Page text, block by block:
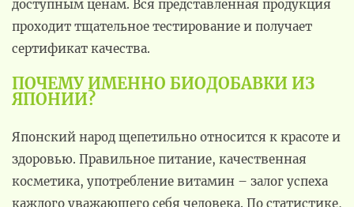
доступным ценам. Вся представленная продукция
проходит тщательное тестирование и получает
сертификат качества.
ПОЧЕМУ ИМЕННО БИОДОБАВКИ ИЗ
ЯПОНИИ?
Японский народ щепетильно относится к красоте и
здоровью. Правильное питание, качественная
косметика, употребление витамин – залог успеха
каждого уважающего себя человека. По статистике,